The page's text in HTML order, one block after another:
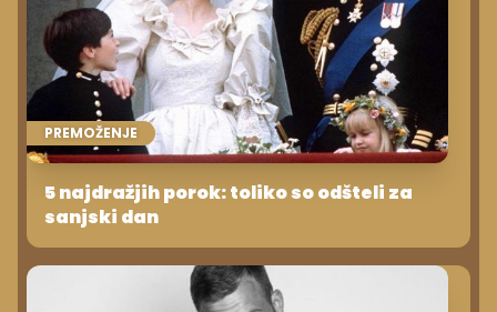
PREMOŽENJE
5 najdražjih porok: toliko so odšteli za
sanjski dan